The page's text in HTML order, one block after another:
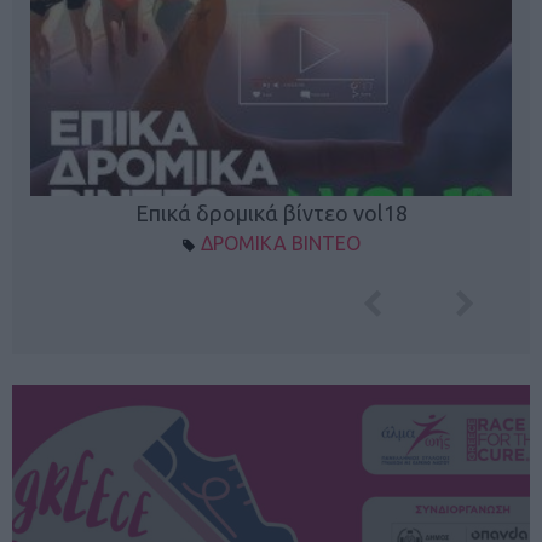
Επικά δρομικά βίντεο vol18
ΔΡΟΜΙΚΑ ΒΙΝΤΕΟ